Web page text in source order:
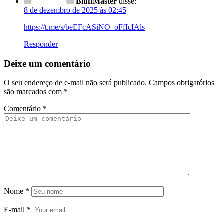
8 de dezembro de 2025 às 02:45
https://t.me/s/beEFcASiNO_oFfIcIAls
Responder
Deixe um comentário
O seu endereço de e-mail não será publicado. Campos obrigatórios
são marcados com *
Comentário *
Nome *
E-mail *